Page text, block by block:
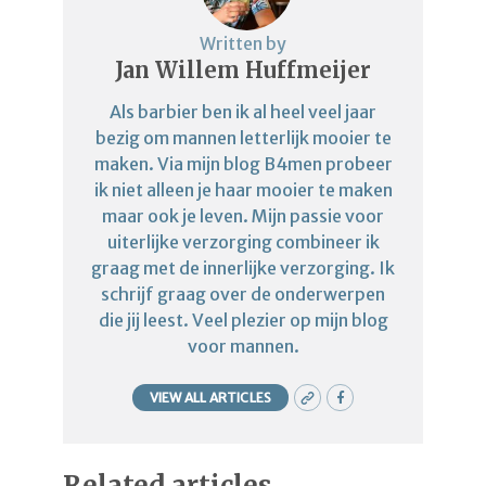
Written by
Jan Willem Huffmeijer
Als barbier ben ik al heel veel jaar
bezig om mannen letterlijk mooier te
maken. Via mijn blog B4men probeer
ik niet alleen je haar mooier te maken
maar ook je leven. Mijn passie voor
uiterlijke verzorging combineer ik
graag met de innerlijke verzorging. Ik
schrijf graag over de onderwerpen
die jij leest. Veel plezier op mijn blog
voor mannen.
VIEW ALL ARTICLES